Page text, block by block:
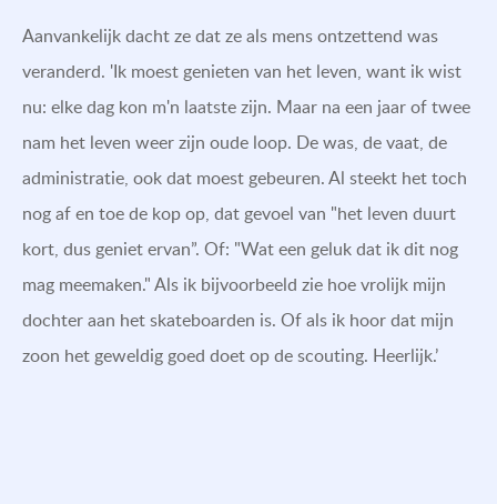
Aanvankelijk dacht ze dat ze als mens ontzettend was
veranderd. 'Ik moest genieten van het leven, want ik wist
nu: elke dag kon m'n laatste zijn. Maar na een jaar of twee
nam het leven weer zijn oude loop. De was, de vaat, de
administratie, ook dat moest gebeuren. Al steekt het toch
nog af en toe de kop op, dat gevoel van "het leven duurt
kort, dus geniet ervan”. Of: "Wat een geluk dat ik dit nog
mag meemaken." Als ik bijvoorbeeld zie hoe vrolijk mijn
dochter aan het skateboarden is. Of als ik hoor dat mijn
zoon het geweldig goed doet op de scouting. Heerlijk.’